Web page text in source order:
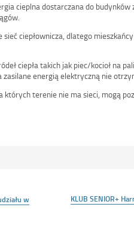
cieplna dostarczana do
ciepłownicza, dlatego
ciepła takich jak piec/kocioł na
zasilane energią elektryczną nie
których terenie nie ma sieci, mogą
w
KLUB SENIOR+